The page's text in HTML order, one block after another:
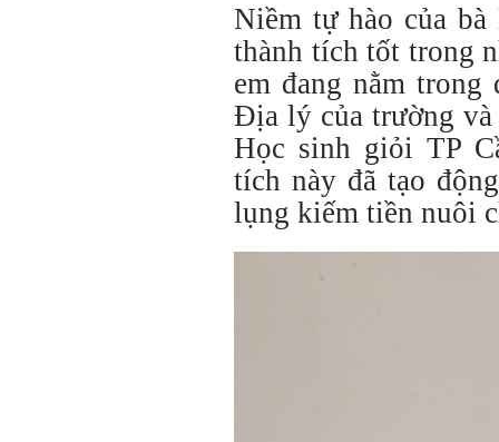
Niềm tự hào của
thành tích tốt trong
em đang nằm
Địa lý của trường
Học sinh giỏi TP
tích này đã tạo
lụng kiếm tiền nuôi